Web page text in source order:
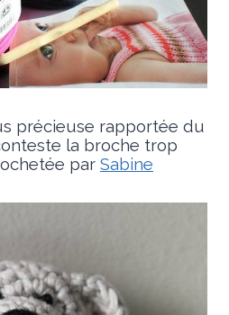
précieuse rapportée du
la broche trop
par Sabine